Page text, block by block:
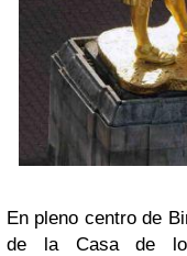
En pleno centro de
de la Casa de